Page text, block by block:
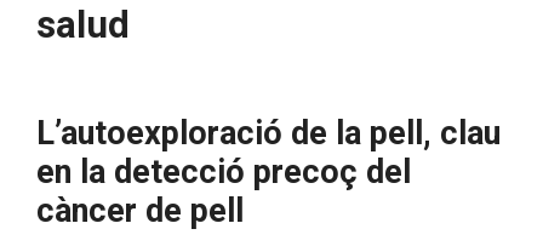
salud
L’autoexploració de la pell, clau
en la detecció precoç del
càncer de pell